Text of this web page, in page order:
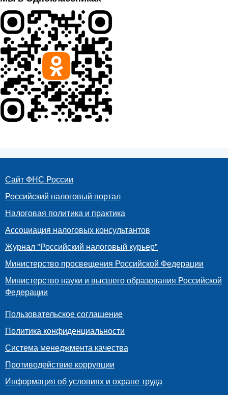
Сайт ФНС России
Российский налоговый портал
Налоговая политика и практика
Ассоциация налоговых консультантов
Журнал "Российский налоговый курьер"
Министерство просвещения Российской Федерации
Министерство науки и высшего образования Российской
Федерации
Пользовательское соглашение
Политика конфиденциальности
Система менеджмента качества
Противодействие коррупции
Информация об условиях и охране труда